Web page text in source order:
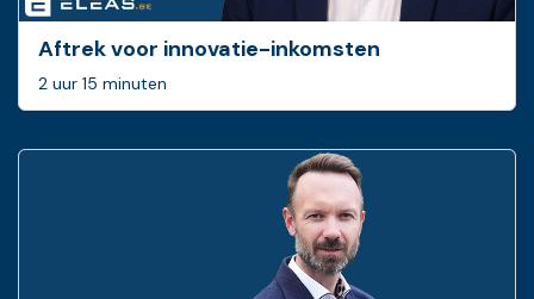
Aftrek voor innovatie-inkomsten
2 uur 15 minuten